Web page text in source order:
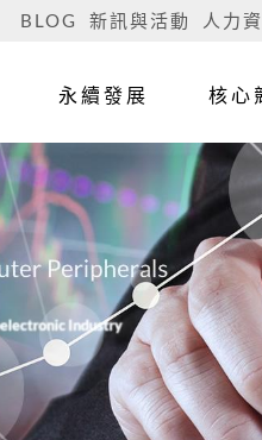
BLOG 新訊與活動 人力
永續發展 核心